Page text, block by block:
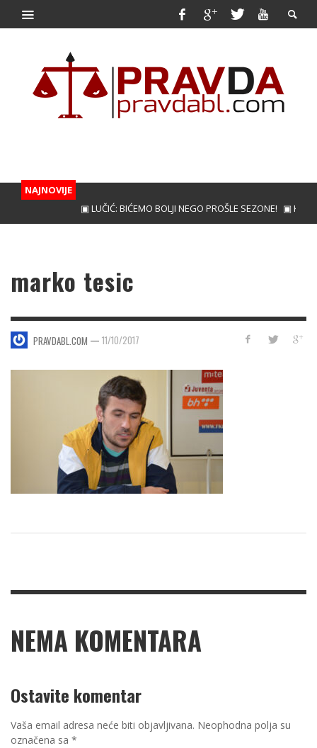
NAJNOVIJE
▣ LUČIĆ: BIĆEMO BOLJI NEGO PROŠLE SEZONE!
▣
marko tesic
PRAVDABL.COM — 11/10/2017
NEMA KOMENTARA
Ostavite komentar
Vaša email adresa neće biti objavljivana. Neophodna polja su
označena sa *